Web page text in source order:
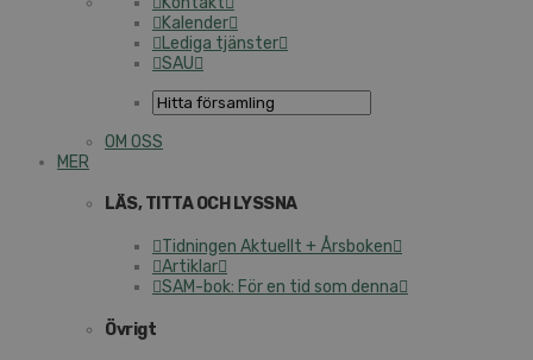
Kalender
Lediga tjänster
SAU
OM OSS
MER
LÄS, TITTA OCH LYSSNA
Tidningen Aktuellt + Årsboken
Artiklar
SAM-bok: För en tid som denna
Övrigt